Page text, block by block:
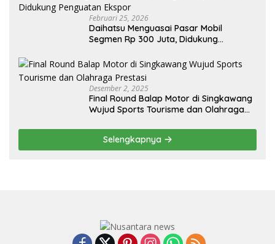
Februari 25, 2026
Daihatsu Menguasai Pasar Mobil
Segmen Rp 300 Juta, Didukung
Desember 2, 2025
Final Round Balap Motor di Singkawang
Wujud Sports Tourisme dan Olahraga
Selengkapnya